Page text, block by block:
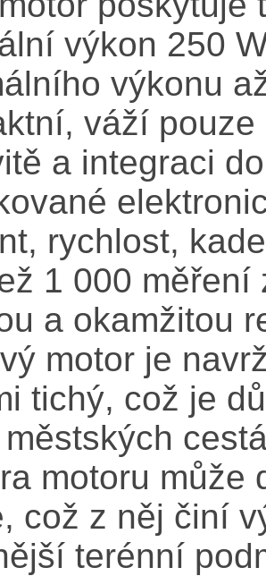
výkon 250
výkonu
váží
a integraci
rychlost,
1 000
a okamžitou
motor je
tichý, což je
motoru může
což z něj činí
terénní